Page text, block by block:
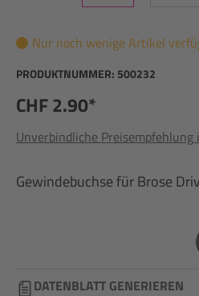
Nur noch wenige Artikel
PRODUKTNUMMER: 500232
CHF 2.90*
Unverbindliche Preisempfehlung
Gewindebuchse für Brose
DATENBLATT GENERIEREN